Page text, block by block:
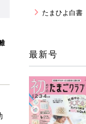
たまひよ白書
最新号